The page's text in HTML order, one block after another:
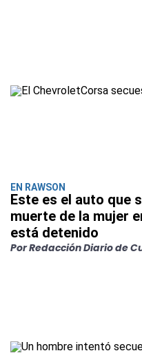
EN RAWSON
Este es el auto que
muerte de la mujer
está detenido
Por Redacción Diario de